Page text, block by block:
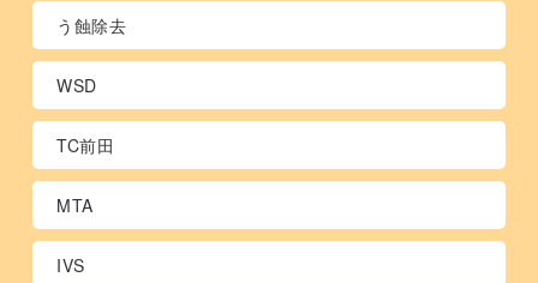
う蝕除去
WSD
TC前田
MTA
IVS